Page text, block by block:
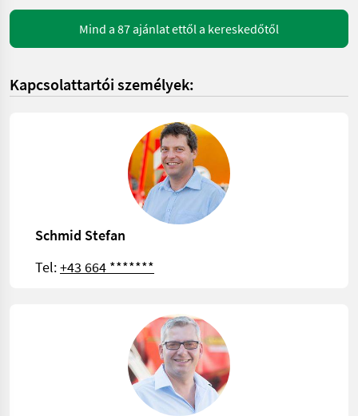
Mind a 87 ajánlat ettől a kereskedőtől
Kapcsolattartói személyek:
Schmid Stefan
Tel:+43 664 *******